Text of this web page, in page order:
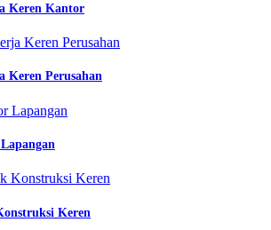
Keren Kantor
Keren Perusahan
Keren